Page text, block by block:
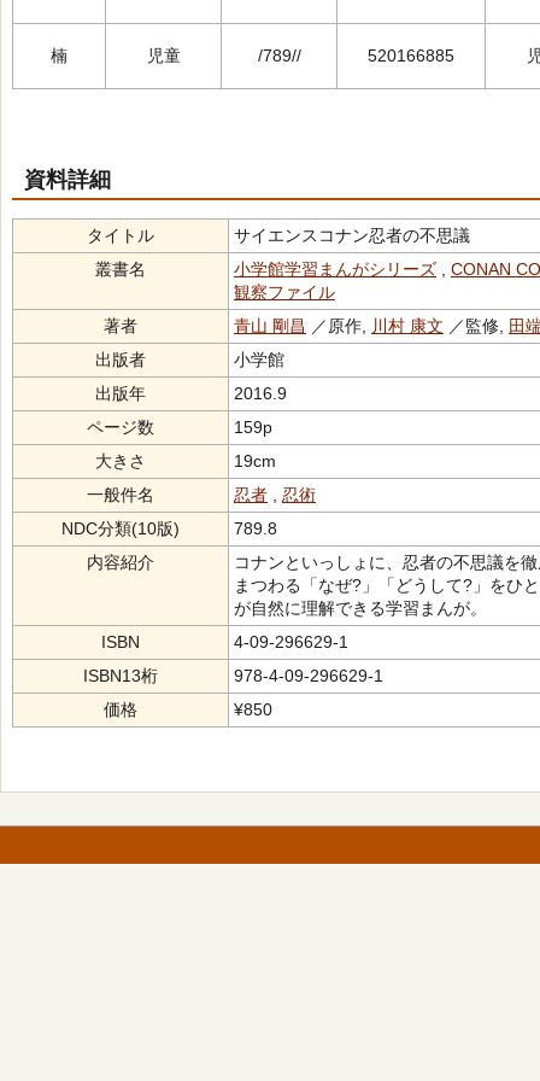
楠 児童 /789// 520166885
資料詳細
タイトル
サイエンスコナン忍者の不思議
叢書名
小学館学習まんがシリーズ
CONAN
観察ファイル
著者
青山 剛昌 ／原作, 川村 康文 ／監修,
田
出版者
小学館
出版年
2016.9
ページ数
159p
大きさ
19cm
一般件名
忍者
忍術
NDC分類(10版)
789.8
内容紹介
コナンといっしょに、忍者の不思議を
まつわる「なぜ?」「どうして?」をひ
が自然に理解できる学習まんが。
ISBN
4-09-296629-1
ISBN13桁
978-4-09-296629-1
価格
¥850